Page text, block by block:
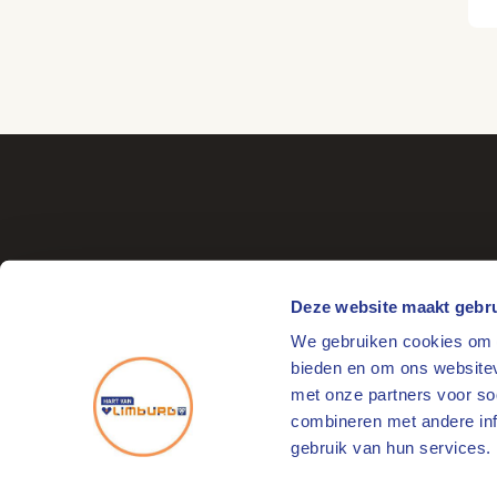
Deze website maakt
We gebruiken cookies
bieden en om ons
met onze partners voor
combineren met andere
gebruik van hun services.
Markt 17
6041 EL Roermond